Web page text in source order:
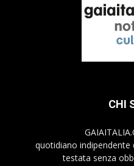
CHI
quotidiano
testata senza